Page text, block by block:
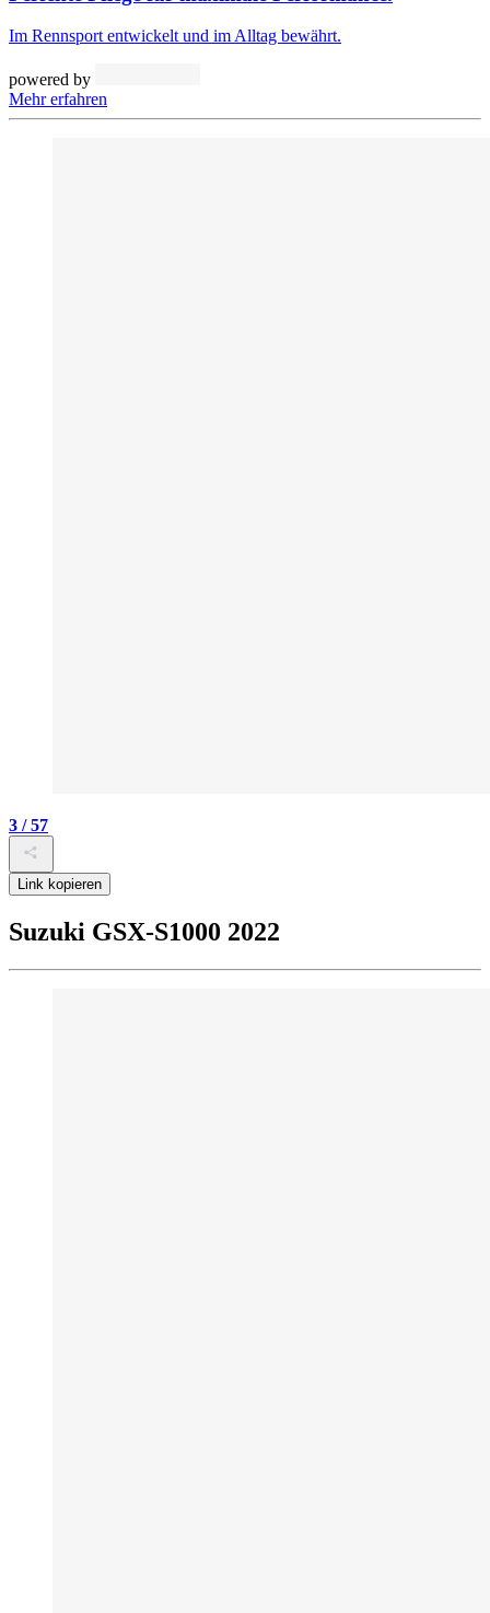
Im Rennsport entwickelt und im Alltag bewährt.
powered by
Mehr erfahren
3 / 57
Link kopieren
Suzuki GSX-S1000 2022